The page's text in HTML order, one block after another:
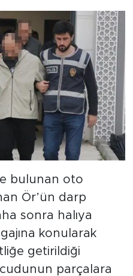
bulunan oto
Ör’ün darp
sonra halıya
konularak
getirildiği
parçalara